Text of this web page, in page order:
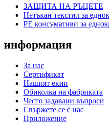
ЗАЩИТА НА РЪЦЕТЕ
Нетъкан текстил за
PE консумативи за
информация
За нас
Сертификат
Нашият екип
Обиколка на фабриката
Често задавани въпроси
Свържете се с нас
Приложение